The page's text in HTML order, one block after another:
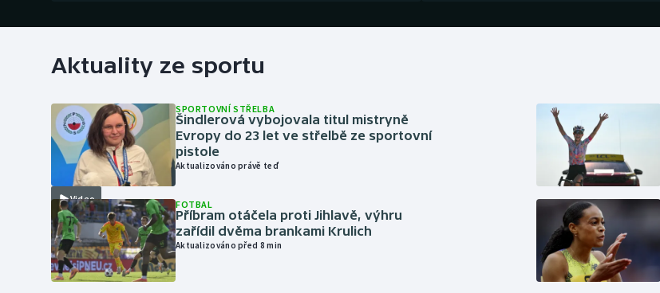
Aktuality ze sportu
Video
SPORTOVNÍ STŘELBA
Šindlerová vybojovala titul mistryně
Evropy do 23 let ve střelbě ze sportovní
pistole
Aktualizováno právě teď
FOTBAL
Příbram otáčela proti Jihlavě, výhru
zařídil dvěma brankami Krulich
Aktualizováno před 8 min